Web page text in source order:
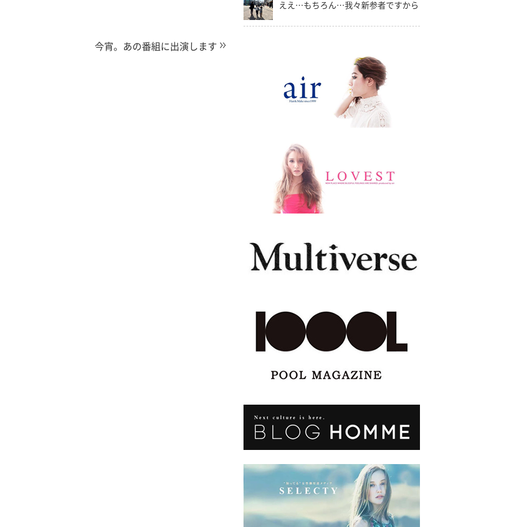
今宵。あの番組に出演します
ええ…もちろん…我々新参者ですから